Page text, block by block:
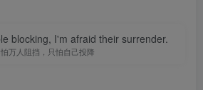
blocking, I'm afraid their surrender.
万人阻挡，只怕自己投降